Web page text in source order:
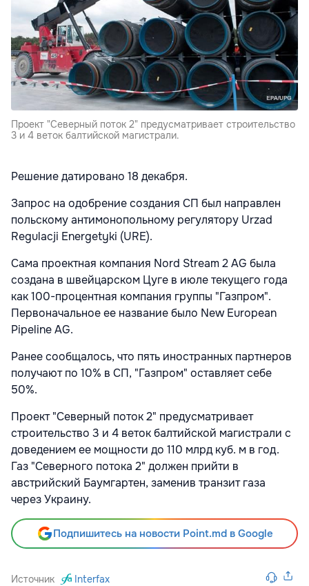
Проект "Северный поток 2" предусматривает строительство
3 и 4 веток балтийской магистрали.
Решение датировано 18 декабря.
Запрос на одобрение создания СП был направлен
польскому антимонопольному регулятору Urzad
Regulacji Energetyki (URE).
Сама проектная компания Nord Stream 2 AG была
создана в швейцарском Цуге в июле текущего года
как 100-процентная компания группы "Газпром".
Первоначальное ее название было New European
Pipeline AG.
Ранее сообщалось, что пять иностранных партнеров
получают по 10% в СП, "Газпром" оставляет себе
50%.
Проект "Северный поток 2" предусматривает
строительство 3 и 4 веток балтийской магистрали с
доведением ее мощности до 110 млрд куб. м в год.
Газ "Северного потока 2" должен прийти в
австрийский Баумгартен, заменив транзит газа
через Украину.
Подпишитесь на новости Point.md в Google
Источник Interfax